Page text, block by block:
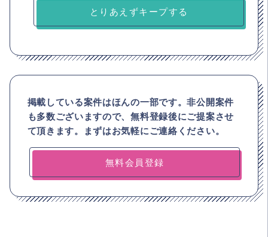
とりあえずキープする
掲載している案件はほんの一部です。非公開案件
も多数ございますので、無料登録後にご提案させ
て頂きます。まずはお気軽にご連絡ください。
無料会員登録